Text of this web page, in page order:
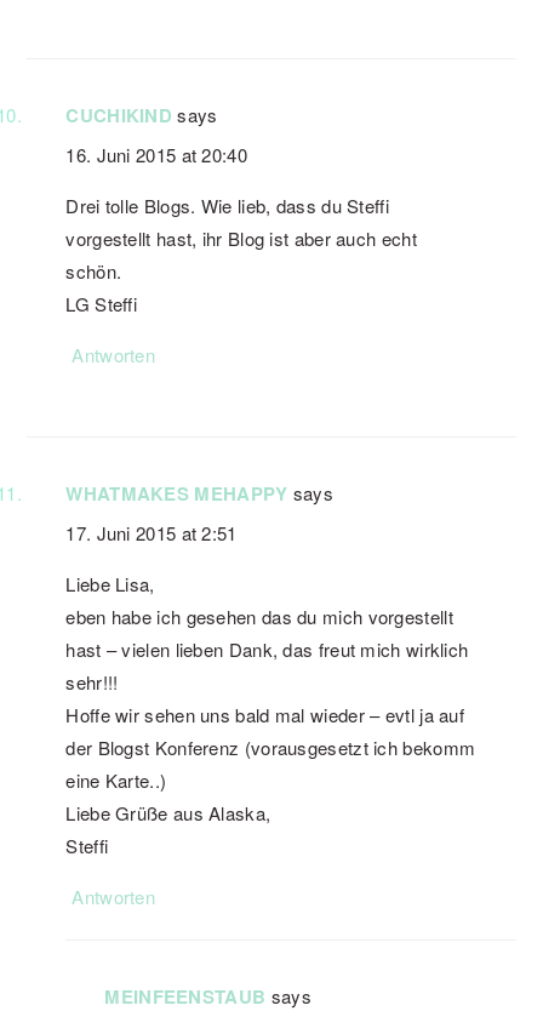
CUCHIKIND says
16. Juni 2015 at 20:40
Drei tolle Blogs. Wie lieb, dass du Steffi
vorgestellt hast, ihr Blog ist aber auch echt
schön.
LG Steffi
Antworten
WHATMAKES MEHAPPY says
17. Juni 2015 at 2:51
Liebe Lisa,
eben habe ich gesehen das du mich vorgestellt
hast – vielen lieben Dank, das freut mich wirklich
sehr!!!
Hoffe wir sehen uns bald mal wieder – evtl ja auf
der Blogst Konferenz (vorausgesetzt ich bekomm
eine Karte..)
Liebe Grüße aus Alaska,
Steffi
Antworten
MEINFEENSTAUB says